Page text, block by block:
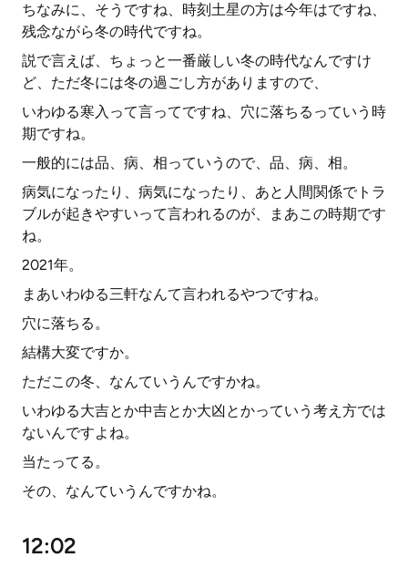
ちなみに、そうですね、時刻土星の方は今年はですね、
残念ながら冬の時代ですね。
説で言えば、ちょっと一番厳しい冬の時代なんですけ
ど、ただ冬には冬の過ごし方がありますので、
いわゆる寒入って言ってですね、穴に落ちるっていう時
期ですね。
一般的には品、病、相っていうので、品、病、相。
病気になったり、病気になったり、あと人間関係でトラ
ブルが起きやすいって言われるのが、まあこの時期です
ね。
2021年。
まあいわゆる三軒なんて言われるやつですね。
穴に落ちる。
結構大変ですか。
ただこの冬、なんていうんですかね。
いわゆる大吉とか中吉とか大凶とかっていう考え方では
ないんですよね。
当たってる。
その、なんていうんですかね。
12:02